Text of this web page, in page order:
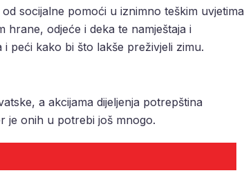
socijalne pomoći u iznimno teškim uvjetima
hrane, odjeće i deka te namještaja i
peći kako bi što lakše preživjeli zimu.
a akcijama dijeljenja potrepština
je onih u potrebi još mnogo.